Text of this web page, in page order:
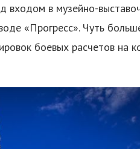
входом в музейно-
«Прогресс». Чуть
боевых расчетов на